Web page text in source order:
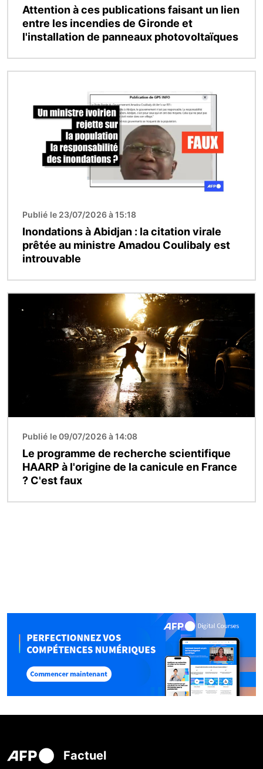
Attention à ces publications faisant un lien
entre les incendies de Gironde et
l'installation de panneaux photovoltaïques
Publié le 23/07/2026 à 15:18
Inondations à Abidjan : la citation virale
prêtée au ministre Amadou Coulibaly est
introuvable
Publié le 09/07/2026 à 14:08
Le programme de recherche scientifique
HAARP à l'origine de la canicule en France
? C'est faux
Factuel